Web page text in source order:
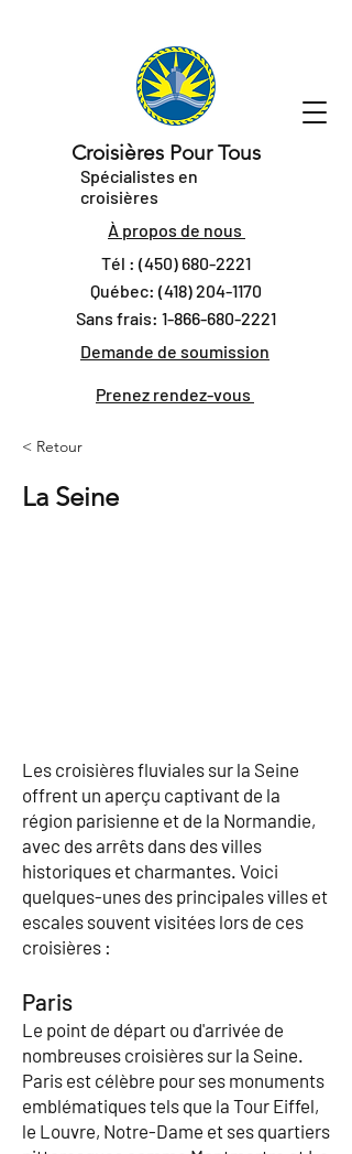
Croisières Pour Tous
Spécialistes en
croisières
À propos de nous
Tél : (450) 680-2221
Québec: (418) 204-1170
Sans frais: 1-866-680-2221
Demande de soumission
Prenez rendez-vous
< Retour
La Seine
Les croisières fluviales sur la Seine
offrent un aperçu captivant de la
région parisienne et de la Normandie,
avec des arrêts dans des villes
historiques et charmantes. Voici
quelques-unes des principales villes et
escales souvent visitées lors de ces
croisières :
Paris
Le point de départ ou d'arrivée de
nombreuses croisières sur la Seine.
Paris est célèbre pour ses monuments
emblématiques tels que la Tour Eiffel,
le Louvre, Notre-Dame et ses quartiers